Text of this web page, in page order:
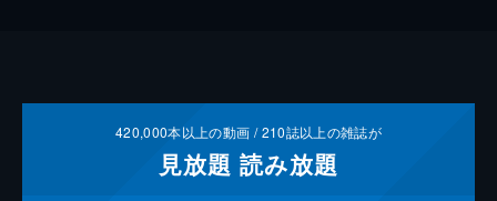
420,000本以上の動画 /210誌以上の雑誌が
見放題 読み放題